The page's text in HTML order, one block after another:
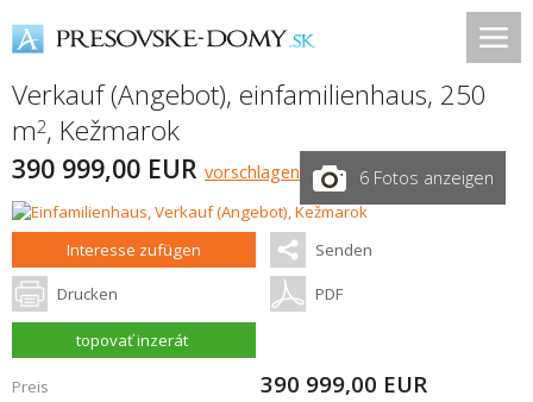
Verkauf (Angebot), einfamilienhaus, 250
m2, Kežmarok
390 999,00 EUR vorschlagen 6 Fotos anzeigen
Interesse zufügen Senden
Drucken PDF
topovať inzerát
Preis 390 999,00 EUR